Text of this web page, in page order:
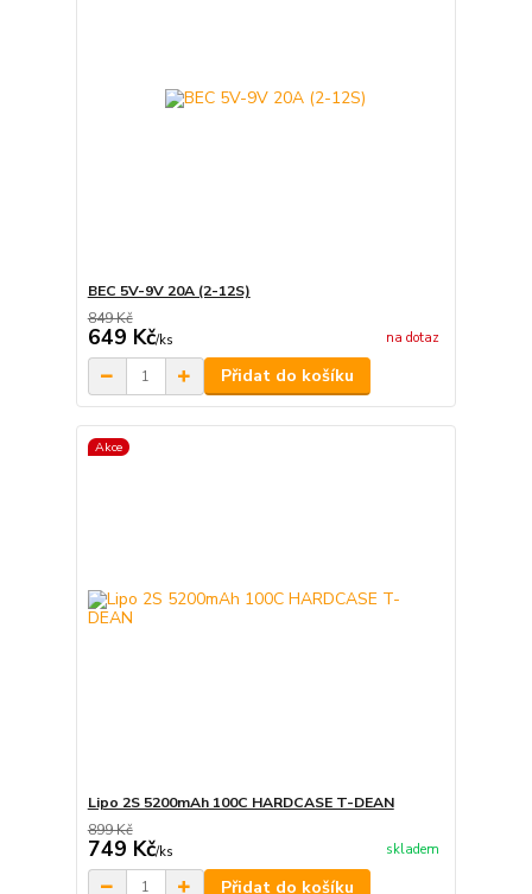
BEC 5V-9V 20A (2-12S)
849 Kč
649 Kč/ks na dotaz
Přidat do košíku
Akce
Lipo 2S 5200mAh 100C HARDCASE T-DEAN
899 Kč
749 Kč/ks skladem
Přidat do košíku